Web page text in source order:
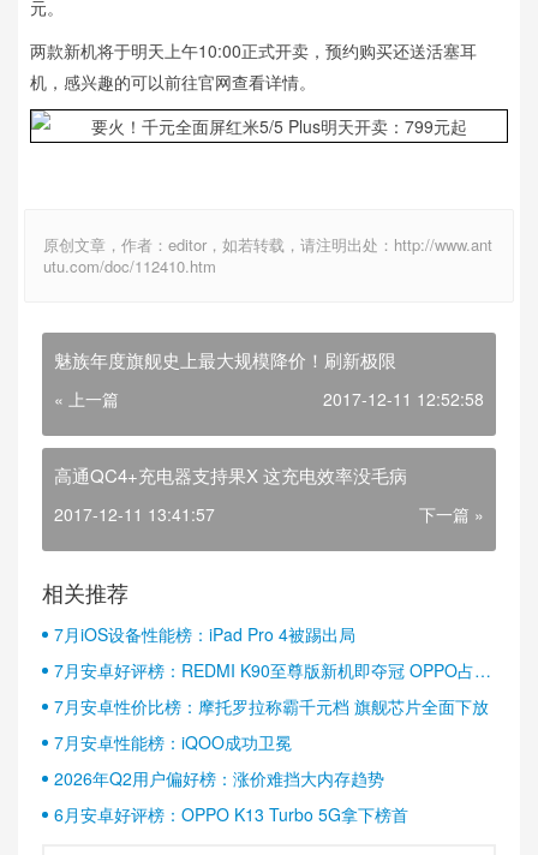
元。
两款新机将于明天上午10:00正式开卖，预约购买还送活塞耳
机，感兴趣的可以前往官网查看详情。
原创文章，作者：editor，如若转载，请注明出处：http://www.ant
utu.com/doc/112410.htm
魅族年度旗舰史上最大规模降价！刷新极限
« 上一篇 2017-12-11 12:52:58
高通QC4+充电器支持果X 这充电效率没毛病
2017-12-11 13:41:57 下一篇 »
相关推荐
7月iOS设备性能榜：iPad Pro 4被踢出局
7月安卓好评榜：REDMI K90至尊版新机即夺冠 OPPO占据
半壁江山
7月安卓性价比榜：摩托罗拉称霸千元档 旗舰芯片全面下放
7月安卓性能榜：iQOO成功卫冕
2026年Q2用户偏好榜：涨价难挡大内存趋势
6月安卓好评榜：OPPO K13 Turbo 5G拿下榜首